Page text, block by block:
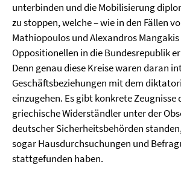
unterbinden und die Mobilisierung
zu stoppen, welche – wie in den Fällen
Mathiopoulos und Alexandros
Oppositionellen in die Bundesrepublik
Denn genau diese Kreise waren daran
Geschäftsbeziehungen mit dem
einzugehen. Es gibt konkrete Zeugnisse
griechische Widerständler unter der
deutscher Sicherheitsbehörden
sogar Hausdurchsuchungen und
stattgefunden haben.